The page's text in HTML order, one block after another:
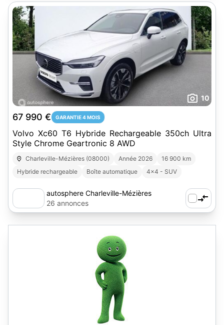
10
67 990 € GARANTIE 4 MOIS
Volvo Xc60 T6 Hybride Rechargeable 350ch Ultra
Style Chrome Geartronic 8 AWD
Charleville-Mézières (08000) Année 2026
16 900 km
Hybride rechargeable
Boîte automatique 4x4 - SUV
autosphere Charleville-Mézières
26 annonces